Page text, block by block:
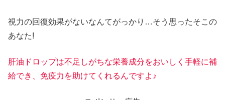
視力の回復効果がないなんてがっかり…そう思ったそこの
あなた!
肝油ドロップは不足しがちな栄養成分をおいしく手軽に補
給でき、免疫力を助けてくれるんですよ♪